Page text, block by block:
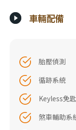
車輛配備
胎壓偵測
循跡系統
Keyless免
煞車輔助系